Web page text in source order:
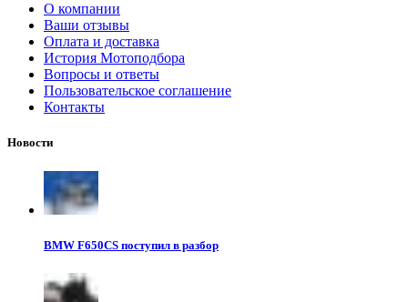
О компании
Ваши отзывы
Оплата и доставка
История Мотоподбора
Вопросы и ответы
Пользовательское соглашение
Контакты
Новости
BMW F650CS поступил в разбор